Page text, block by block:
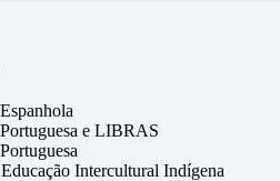
e LIBRAS
Intercultural Indígena